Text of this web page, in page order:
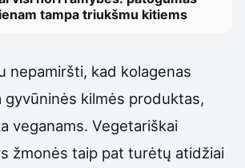
tampa triukšmu kitiems
nepamiršti, kad kolagenas
gyvūninės kilmės produktas,
veganams. Vegetariškai
žmonės taip pat turėtų atidžiai